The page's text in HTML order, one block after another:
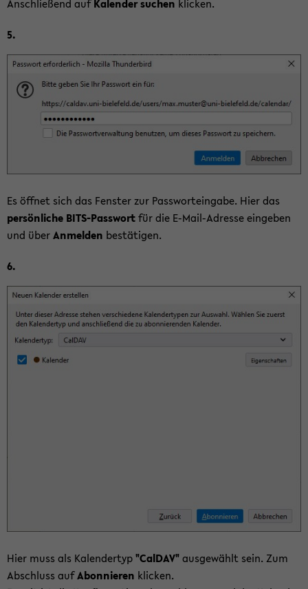
An­schlie­ßend auf Ka­len­der su­chen kli­cken.
5.
Es öff­net sich das Fens­ter zur Pass­wort­ein­ga­be. Hier das
per­sön­li­che BITS-​Passwortfür die E-​Mail-Adresse ein­ge­ben
und überAn­mel­den be­stä­ti­gen.
6.
Hier muss als Ka­len­der­typ"Cal­DAV"aus­ge­wählt sein. Zum
Ab­schluss aufAbon­nie­ren kli­cken.